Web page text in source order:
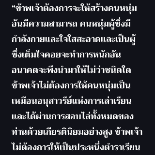
“ข้าพเจ้าต้องการจะให้สร้างคนหนุ่ม
อันมีความสามารถ คนหนุ่มผู้ซึ่งมี
กำลังกายและใจใสสะอาดและเป็นผู้
ซึ่งเต็มใจคอยจะทำการหนักอัน
อนาคตจะพึงนำมาให้ไม่ว่าชนิดใด
ข้าพเจ้าไม่ต้องการให้คนหนุ่มเป็น
เหมือนอนุสาวรีย์แห่งการเล่าเรียน
และได้ผ่านการสอบไล่ทั้งหมดของ
ท่านด้วยเกียรตินิยมอย่างสูง ข้าพเจ้า
ไม่ต้องการให้เป็นประหนึ่งตำราเรียน